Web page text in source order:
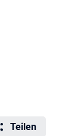
Teilen